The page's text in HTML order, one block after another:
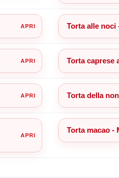
Torta alle noci
Torta caprese
Torta della
Torta macao -